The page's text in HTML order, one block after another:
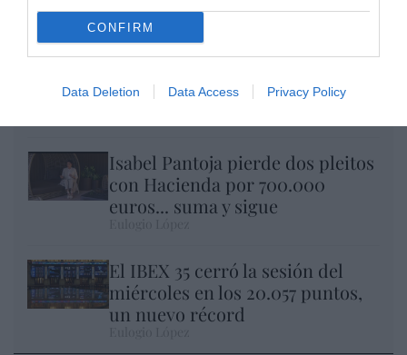
CONFIRM
Data Deletion Data Access Privacy Policy
son las patentes
Isabel Pantoja pierde dos pleitos
con Hacienda por 700.000
euros... suma y sigue
El IBEX 35 cerró la sesión del
miércoles en los 20.057 puntos,
un nuevo récord